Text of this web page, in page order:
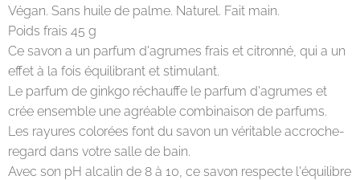
Végan. Sans huile de palme. Naturel. Fait main.
Poids frais 45 g
Ce savon a un parfum d'agrumes frais et citronné, qui a un
effet à la fois équilibrant et stimulant.
Le parfum de ginkgo réchauffe le parfum d'agrumes et
crée ensemble une agréable combinaison de parfums.
Les rayures colorées font du savon un véritable accroche-
regard dans votre salle de bain.
Avec son pH alcalin de 8 à 10, ce savon respecte l'équilibre